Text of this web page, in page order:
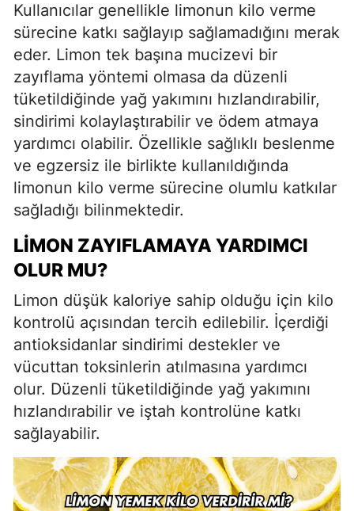
Kullanıcılar genellikle limonun kilo verme
sürecine katkı sağlayıp sağlamadığını merak
eder. Limon tek başına mucizevi bir
zayıflama yöntemi olmasa da düzenli
tüketildiğinde yağ yakımını hızlandırabilir,
sindirimi kolaylaştırabilir ve ödem atmaya
yardımcı olabilir. Özellikle sağlıklı beslenme
ve egzersiz ile birlikte kullanıldığında
limonun kilo verme sürecine olumlu katkılar
sağladığı bilinmektedir.
LIMON ZAYIFLAMAYA YARDIMCI
OLUR MU?
Limon düşük kaloriye sahip olduğu için kilo
kontrolü açısından tercih edilebilir. İçerdiği
antioksidanlar sindirimi destekler ve
vücuttan toksinlerin atılmasına yardımcı
olur. Düzenli tüketildiğinde yağ yakımını
hızlandırabilir ve iştah kontrolüne katkı
sağlayabilir.